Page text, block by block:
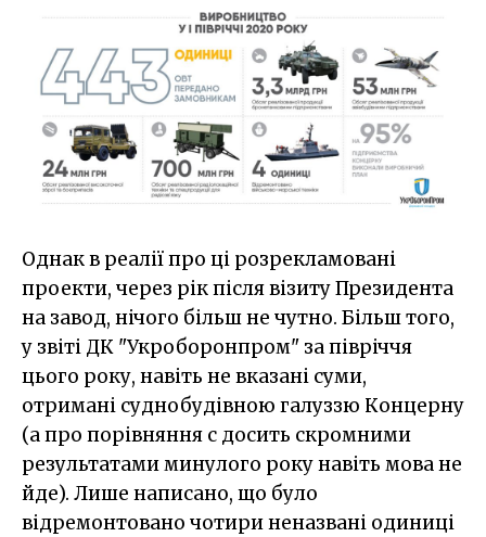
Однак в реалії про ці розрекламовані
проекти, через рік після візиту Президента
на завод, нічого більш не чутно. Більш того,
у звіті ДК "Укроборонпром" за півріччя
цього року, навіть не вказані суми,
отримані суднобудівною галуззю Концерну
(а про порівняння с досить скромними
результатами минулого року навіть мова не
йде). Лише написано, що було
відремонтовано чотири неназвані одиниці